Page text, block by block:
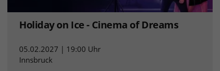
Holiday on Ice - Cinema of Dreams
05.02.2027 | 19:00 Uhr
Innsbruck